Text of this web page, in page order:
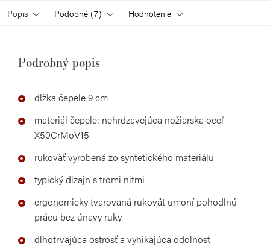
Popis Podobné (7) Hodnotenie
Podrobný popis
dĺžka čepele 9 cm
materiál čepele: nehrdzavejúca nožiarska oceľ
X50CrMoV15.
rukoväť vyrobená zo syntetického materiálu
typický dizajn s tromi nitmi
ergonomicky tvarovaná rukoväť umoní pohodlnú
prácu bez únavy ruky
dlhotrvajúca ostrosť a vynikajúca odolnosť